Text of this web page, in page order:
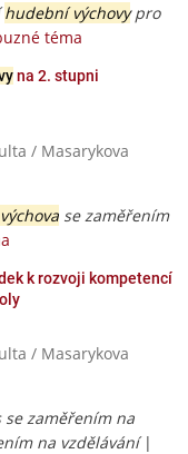
hudební výchovypro
téma
na 2. stupni
/ Masarykova
se zaměřením
k rozvoji kompetencí
/ Masarykova
se zaměřením na
na vzdělávání|